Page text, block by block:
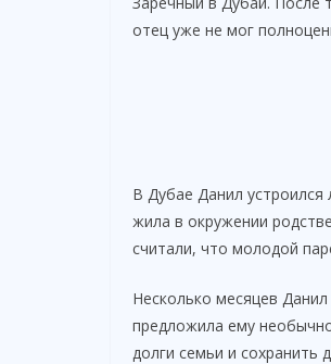
отец уже не мог
В Дубае Данил
жила в окружении
считали, что молодой
Несколько месяцев
предложила ему
долги семьи и сохранить